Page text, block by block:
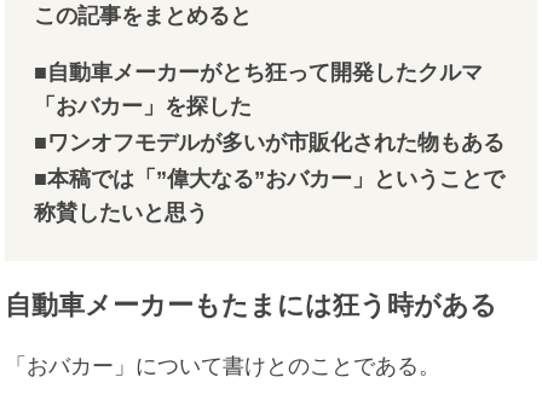
この記事をまとめると
■自動車メーカーがとち狂って開発したクルマ
「おバカー」を探した
■ワンオフモデルが多いが市販化された物もある
■本稿では「”偉大なる”おバカー」ということで
称賛したいと思う
自動車メーカーもたまには狂う時がある
「おバカー」について書けとのことである。